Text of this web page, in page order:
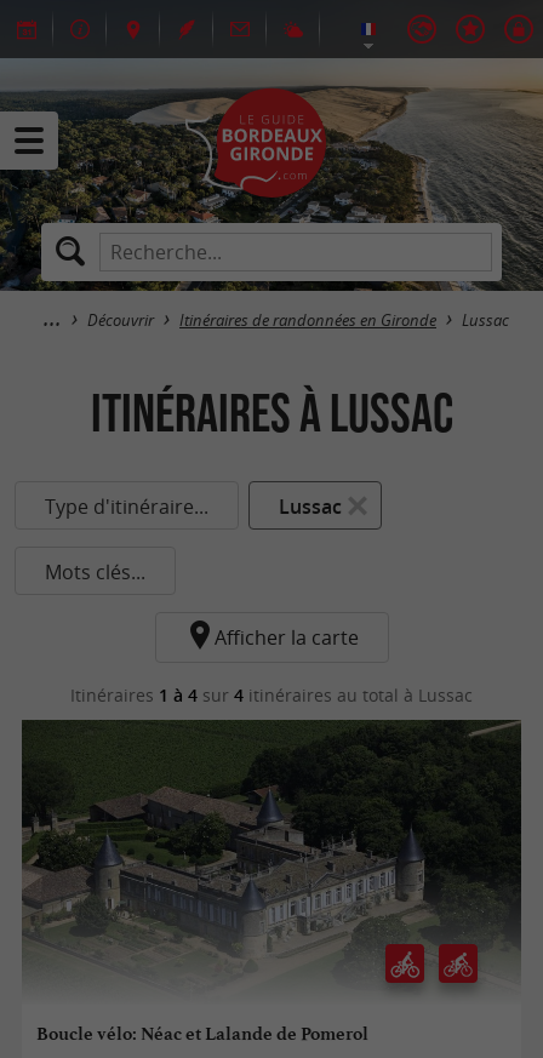
Découvrir Itinéraires de randonnées en Gironde Lussac
itinéraires à Lussac
Type d'itinéraire... Lussac
Mots clés...
Afficher la carte
Itinéraires 1 à 4 sur 4 itinéraires au total à Lussac
Boucle vélo: Néac et Lalande de Pomerol